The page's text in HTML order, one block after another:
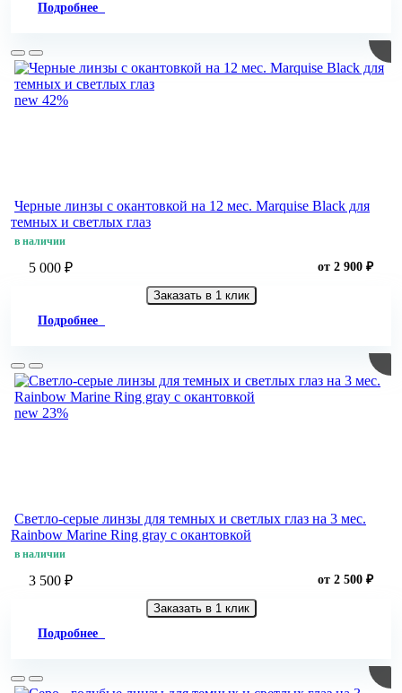
Подробнее
new 42%
Черные линзы c окантовкой на 12 мес. Marquise Black для
темных и светлых глаз
в наличии
5 000 ₽ от 2 900 ₽
Заказать в 1 клик
Подробнее
new 23%
Светло-серые линзы для темных и светлых глаз на 3 мес.
Rainbow Marine Ring gray с окантовкой
в наличии
3 500 ₽ от 2 500 ₽
Заказать в 1 клик
Подробнее